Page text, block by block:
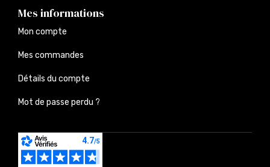
Mes informations
Mon compte
Mes commandes
Détails du compte
Mot de passe perdu ?